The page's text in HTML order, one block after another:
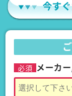
必須 メーカ